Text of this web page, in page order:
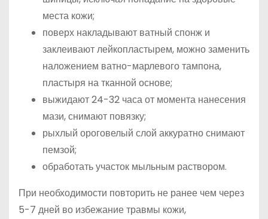
места кожи;
поверх накладывают ватный спонж и
заклеивают лейкопластырем, можно заменить
наложением ватно-марлевого тампона,
пластыря на тканной основе;
выжидают 24-32 часа от момента нанесения
мази, снимают повязку;
рыхлый ороговелый слой аккуратно снимают
пемзой;
обработать участок мыльным раствором.
При необходимости повторить не ранее чем через
5-7 дней во избежание травмы кожи,